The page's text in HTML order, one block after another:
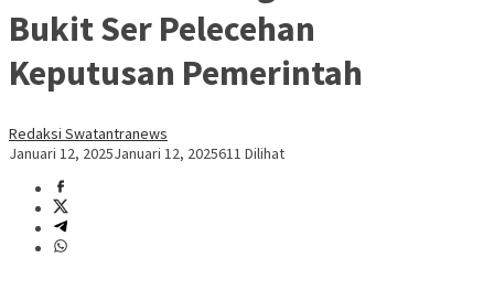
Bukit Ser Pelecehan
Keputusan Pemerintah
Redaksi Swatantranews
Januari 12, 2025Januari 12, 2025611 Dilihat